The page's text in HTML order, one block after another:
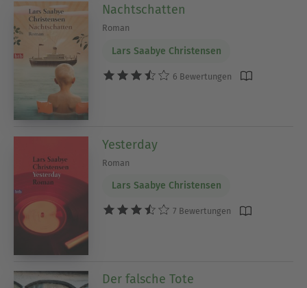
Nachtschatten
Roman
Lars Saabye Christensen
6 Bewertungen
Yesterday
Roman
Lars Saabye Christensen
7 Bewertungen
Der falsche Tote